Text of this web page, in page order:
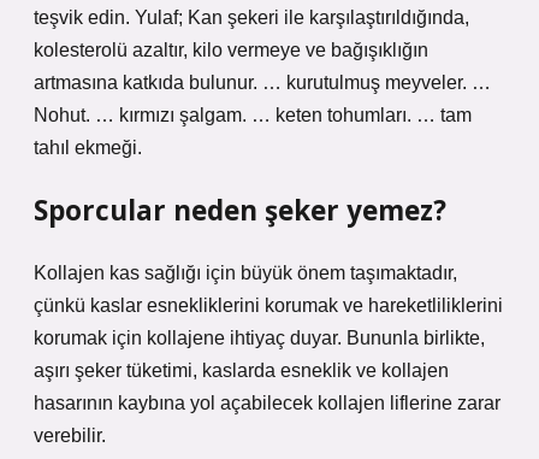
teşvik edin. Yulaf; Kan şekeri ile karşılaştırıldığında,
kolesterolü azaltır, kilo vermeye ve bağışıklığın
artmasına katkıda bulunur. … kurutulmuş meyveler. …
Nohut. … kırmızı şalgam. … keten tohumları. … tam
tahıl ekmeği.
Sporcular neden şeker yemez?
Kollajen kas sağlığı için büyük önem taşımaktadır,
çünkü kaslar esnekliklerini korumak ve hareketliliklerini
korumak için kollajene ihtiyaç duyar. Bununla birlikte,
aşırı şeker tüketimi, kaslarda esneklik ve kollajen
hasarının kaybına yol açabilecek kollajen liflerine zarar
verebilir.